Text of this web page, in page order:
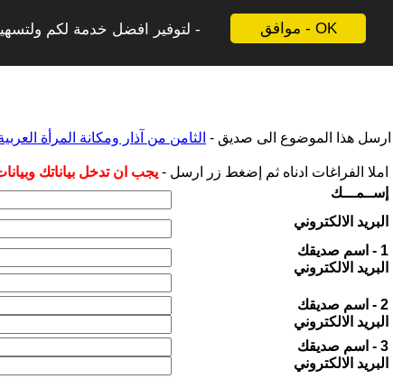
موافق - OK
لتوفير افضل خدمة لكم
ارسل هذا الموضوع الى صديق - الثامن من آذار ومكانة المرأة
املا الفراغات ادناه ثم إضغط زر ارسل - يجب ان تدخل بياناتك
إســمـــك
البريد الالكتروني
1 - اسم صديقك
البريد الالكتروني
2 - اسم صديقك
البريد الالكتروني
3 - اسم صديقك
البريد الالكتروني